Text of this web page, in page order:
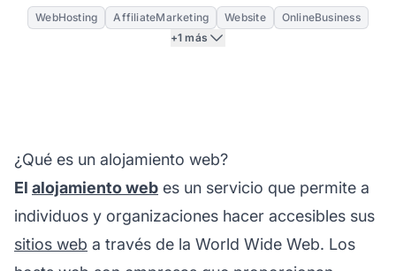
WebHosting AffiliateMarketing Website
OnlineBusiness
+1 más
¿Qué es un alojamiento web?
El alojamiento web es un servicio que permite a
individuos y organizaciones hacer accesibles sus
sitios web a través de la World Wide Web. Los